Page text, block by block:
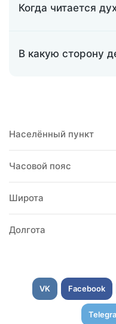
Когда читается
В какую сторону
Населённый пункт
Часовой пояс
Широта
Долгота
VK Facebook